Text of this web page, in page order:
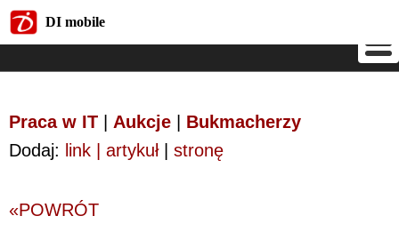
DI mobile
Praca w IT Aukcje
Bukmacherzy
Dodaj: link | artykuł| stronę
«POWRÓT
DI mobile